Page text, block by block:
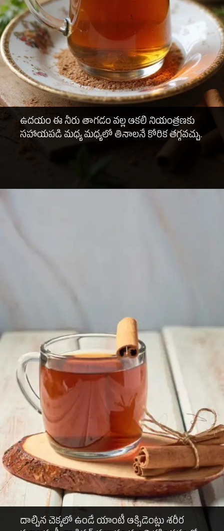
ఉదయం ఈ నీరు తాగడం వల్ల ఆకలి నియంత్రణకు
సహాయపడి మధ్య మధ్యలో తినాలనే కోరిక తగ్గవచ్చు.
దాల్చిన చెక్కలో ఉండే యాంటీ ఆక్సిడెంట్లు శరీర